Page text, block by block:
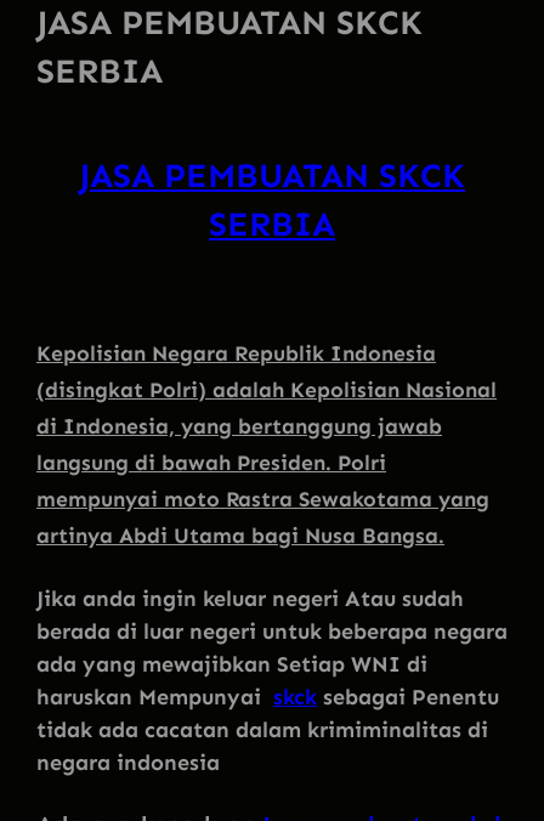
JASA PEMBUATAN SKCK
SERBIA
JASA PEMBUATAN SKCK
SERBIA
Kepolisian Negara Republik Indonesia
(disingkat Polri) adalah Kepolisian Nasional
di Indonesia, yang bertanggung jawab
langsung di bawah Presiden. Polri
mempunyai moto Rastra Sewakotama yang
artinya Abdi Utama bagi Nusa Bangsa.
Jika anda ingin keluar negeri Atau sudah
berada di luar negeri untuk beberapa negara
ada yang mewajibkan Setiap WNI di
haruskan Mempunyai skck sebagai Penentu
tidak ada cacatan dalam krimiminalitas di
negara indonesia